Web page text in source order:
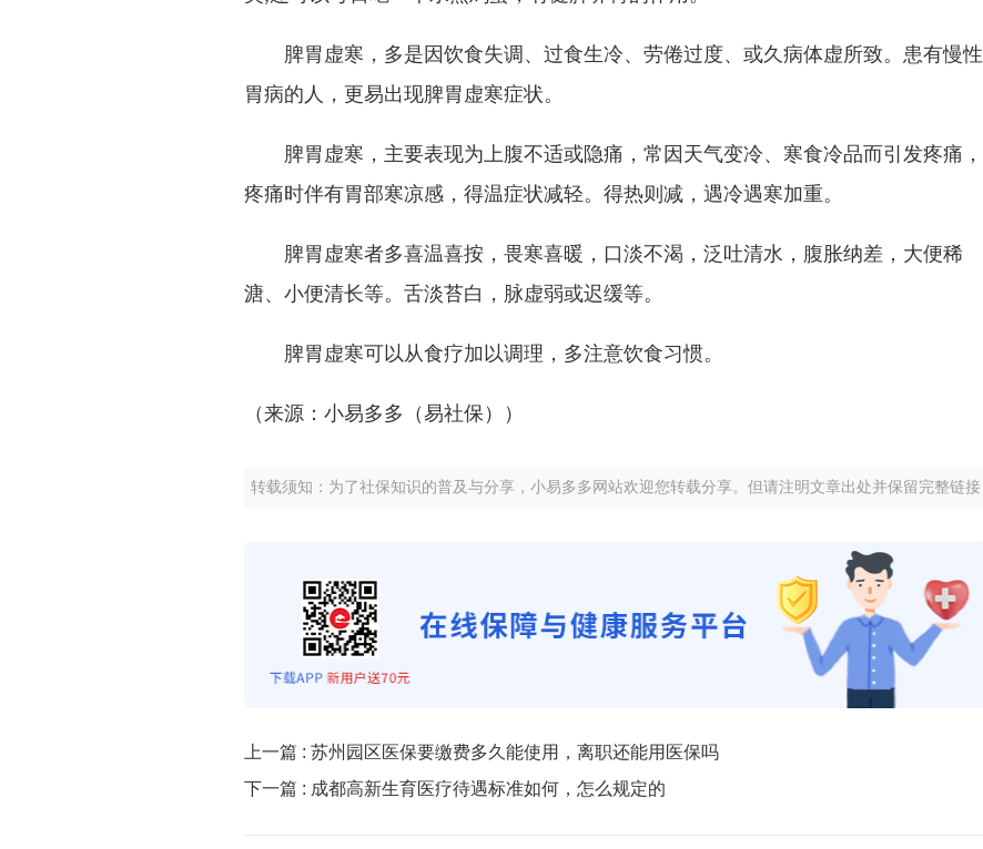
脾胃虚寒，多是因饮食失调、过食生冷、劳倦过度、或久病体虚所致。患有慢性
胃病的人，更易出现脾胃虚寒症状。
脾胃虚寒，主要表现为上腹不适或隐痛，常因天气变冷、寒食冷品而引发疼痛，
疼痛时伴有胃部寒凉感，得温症状减轻。得热则减，遇冷遇寒加重。
脾胃虚寒者多喜温喜按，畏寒喜暖，口淡不渴，泛吐清水，腹胀纳差，大便稀
溏、小便清长等。舌淡苔白，脉虚弱或迟缓等。
脾胃虚寒可以从食疗加以调理，多注意饮食习惯。
（来源：小易多多（易社保））
转载须知：为了社保知识的普及与分享，小易多多网站欢迎您转载分享。但请注明文章出处并保留完整链接
上一篇 : 苏州园区医保要缴费多久能使用，离职还能用医保吗
下一篇 : 成都高新生育医疗待遇标准如何，怎么规定的